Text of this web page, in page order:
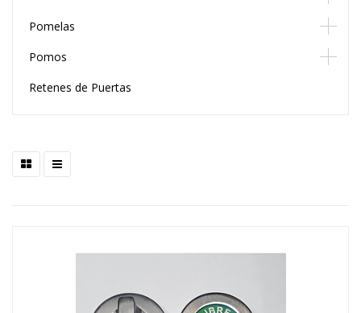
Pomelas
Pomos
Retenes de Puertas